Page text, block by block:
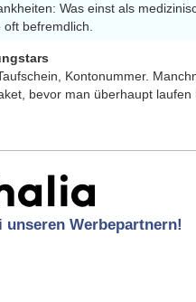
Was einst als
befremdlich.
Kontonummer.
bevor man überhaupt laufen
unseren Werbepartnern!